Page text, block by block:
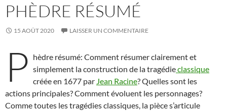
PHÈDRE RÉSUMÉ
15 AOÛT 2020 LAISSER UN COMMENTAIRE
P hèdre résumé: Comment résumer clairement et
simplement la construction de la tragédieclassique
créée en 1677 par Jean Racine? Quelles sont les
actions principales? Comment évoluent les personnages?
Comme toutes les tragédies classiques, la pièce s’articule